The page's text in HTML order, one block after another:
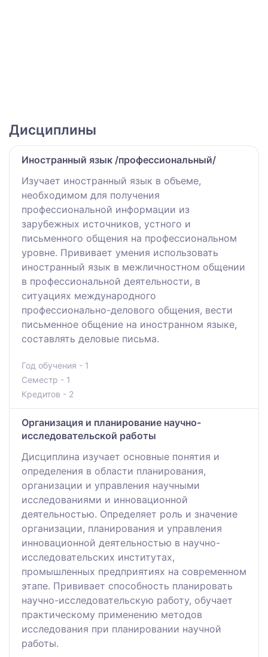
Дисциплины
Иностранный язык /профессиональный/
Изучает иностранный язык в объеме,
необходимом для получения
профессиональной информации из
зарубежных источников, устного и
письменного общения на профессиональном
уровне. Прививает умения использовать
иностранный язык в межличностном общении
в профессиональной деятельности, в
ситуациях международного
профессионально-делового общения, вести
письменное общение на иностранном языке,
составлять деловые письма.
Год обучения - 1
Семестр - 1
Кредитов - 2
Организация и планирование научно-
исследовательской работы
Дисциплина изучает основные понятия и
определения в области планирования,
организации и управления научными
исследованиями и инновационной
деятельностью. Определяет роль и значение
организации, планирования и управления
инновационной деятельностью в научно-
исследовательских институтах,
промышленных предприятиях на современном
этапе. Прививает способность планировать
научно-исследовательскую работу, обучает
практическому применению методов
исследования при планировании научной
работы.